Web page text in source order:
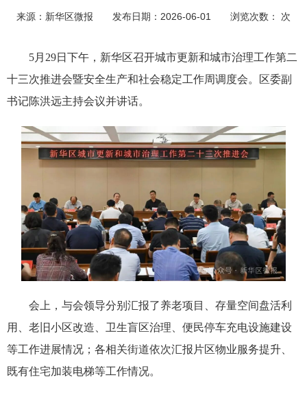
来源： 新华区微报 发布日期： 2026-06-01 浏览次数： 次
5月29日下午，新华区召开城市更新和城市治理工作第二
十三次推进会暨安全生产和社会稳定工作周调度会。区委副
书记陈洪远主持会议并讲话。
会上，与会领导分别汇报了养老项目、存量空间盘活利
用、老旧小区改造、卫生盲区治理、便民停车充电设施建设
等工作进展情况；各相关街道依次汇报片区物业服务提升、
既有住宅加装电梯等工作情况。